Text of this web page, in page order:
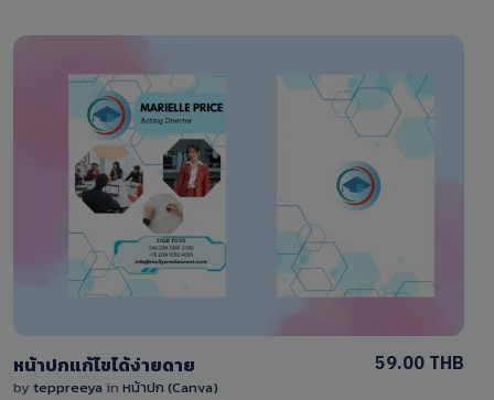
View Details
หน้าปกแก้ไขได้ง่ายดาย
by teppreeya in หน้าปก (Canva)
59.00 THB